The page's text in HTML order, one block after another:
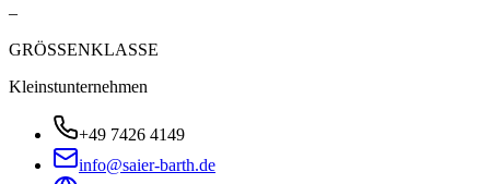
–
GRÖSSENKLASSE
Kleinstunternehmen
+49 7426 4149
info@saier-barth.de